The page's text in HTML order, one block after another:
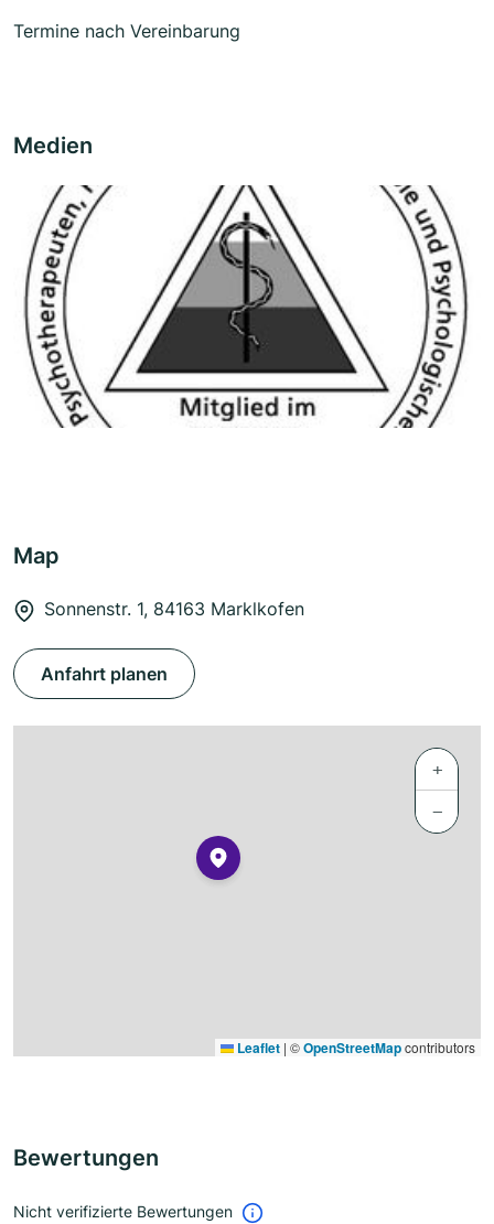
Termine nach Vereinbarung
Medien
Map
Sonnenstr. 1, 84163 Marklkofen
Anfahrt planen
+
−
Leaflet | ©OpenStreetMapcontributors
Bewertungen
Nicht verifizierte Bewertungen